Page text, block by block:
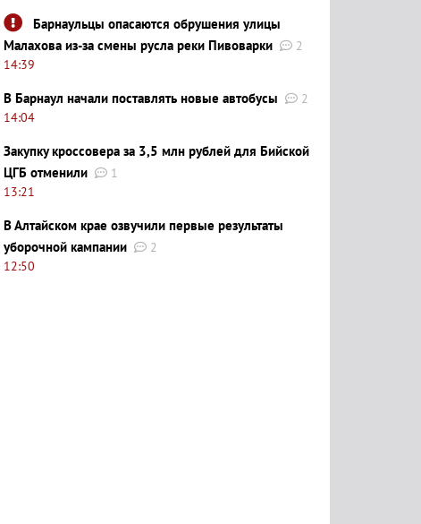
Барнаульцы опасаются обрушения улицы
Малахова из-за смены русла реки Пивоварки
2
14:39
В Барнаул начали поставлять новые автобусы
2
14:04
Закупку кроссовера за 3,5 млн рублей для Бийской
ЦГБ отменили
1
13:21
В Алтайском крае озвучили первые результаты
уборочной кампании
2
12:50